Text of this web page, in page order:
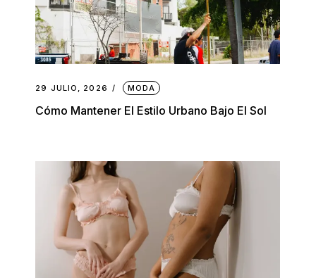
29 JULIO, 2026 MODA
Cómo Mantener El Estilo Urbano Bajo El Sol